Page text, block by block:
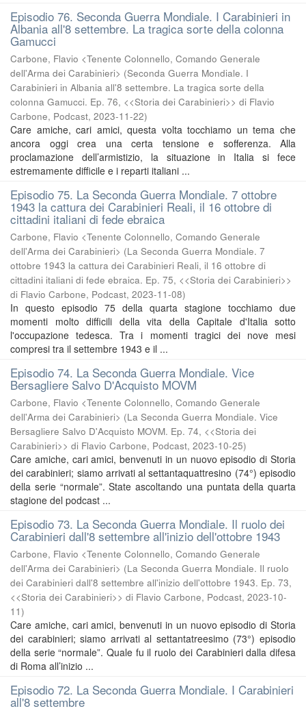
Episodio 76. Seconda Guerra Mondiale. I Carabinieri in
Albania all'8 settembre. La tragica sorte della colonna
Gamucci
Carbone, Flavio <Tenente Colonnello, Comando Generale
dell'Arma dei Carabinieri> (Seconda Guerra Mondiale. I
Carabinieri in Albania all'8 settembre. La tragica sorte della
colonna Gamucci. Ep. 76, <<Storia dei Carabinieri>> di Flavio
Carbone, Podcast, 2023-11-22)
Care amiche, cari amici, questa volta tocchiamo un tema che
ancora oggi crea una certa tensione e sofferenza. Alla
proclamazione dell’armistizio, la situazione in Italia si fece
estremamente difficile e i reparti italiani ...
Episodio 75. La Seconda Guerra Mondiale. 7 ottobre
1943 la cattura dei Carabinieri Reali, il 16 ottobre di
cittadini italiani di fede ebraica
Carbone, Flavio <Tenente Colonnello, Comando Generale
dell'Arma dei Carabinieri> (La Seconda Guerra Mondiale. 7
ottobre 1943 la cattura dei Carabinieri Reali, il 16 ottobre di
cittadini italiani di fede ebraica. Ep. 75, <<Storia dei Carabinieri>>
di Flavio Carbone, Podcast, 2023-11-08)
In questo episodio 75 della quarta stagione tocchiamo due
momenti molto difficili della vita della Capitale d'Italia sotto
l'occupazione tedesca. Tra i momenti tragici dei nove mesi
compresi tra il settembre 1943 e il ...
Episodio 74. La Seconda Guerra Mondiale. Vice
Bersagliere Salvo D'Acquisto MOVM
Carbone, Flavio <Tenente Colonnello, Comando Generale
dell'Arma dei Carabinieri> (La Seconda Guerra Mondiale. Vice
Bersagliere Salvo D'Acquisto MOVM. Ep. 74, <<Storia dei
Carabinieri>> di Flavio Carbone, Podcast, 2023-10-25)
Care amiche, cari amici, benvenuti in un nuovo episodio di Storia
dei carabinieri; siamo arrivati al settantaquattresino (74°) episodio
della serie “normale”. State ascoltando una puntata della quarta
stagione del podcast ...
Episodio 73. La Seconda Guerra Mondiale. Il ruolo dei
Carabinieri dall'8 settembre all'inizio dell'ottobre 1943
Carbone, Flavio <Tenente Colonnello, Comando Generale
dell'Arma dei Carabinieri> (La Seconda Guerra Mondiale. Il ruolo
dei Carabinieri dall'8 settembre all'inizio dell'ottobre 1943. Ep. 73,
<<Storia dei Carabinieri>> di Flavio Carbone, Podcast, 2023-10-
11)
Care amiche, cari amici, benvenuti in un nuovo episodio di Storia
dei carabinieri; siamo arrivati al settantatreesimo (73°) episodio
della serie “normale”. Quale fu il ruolo dei Carabinieri dalla difesa
di Roma all’inizio ...
Episodio 72. La Seconda Guerra Mondiale. I Carabinieri
all'8 settembre